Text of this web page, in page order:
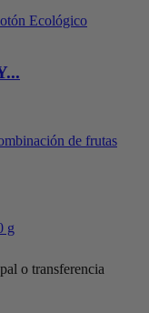
de frutas
o transferencia